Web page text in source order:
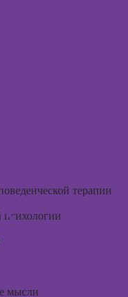
терапии
мысли